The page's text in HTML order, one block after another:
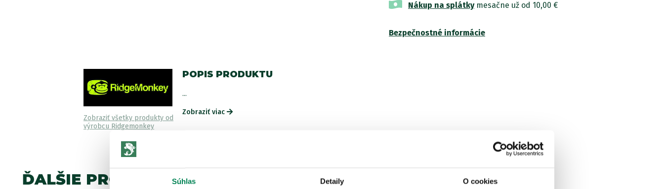
Súhlas Detaily O cookies
Nákup na splátkymesačne už od 10,00 €
Bezpečnostné informácie
Zobraziť všetky produkty od
výrobcu Ridgemonkey
POPIS PRODUKTU
...
Zobraziť viac
ĎALŠIE PRODUKTY TEJ ISTEJ ZNAČKY